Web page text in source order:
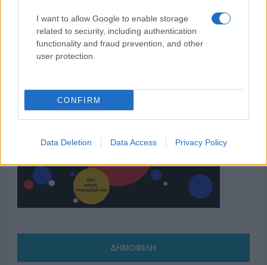
I want to allow Google to enable storage
related to security, including authentication
functionality and fraud prevention, and other
user protection.
CONFIRM
Data Deletion Data Access Privacy Policy
ΔΗΜΟΦΙΛΗ